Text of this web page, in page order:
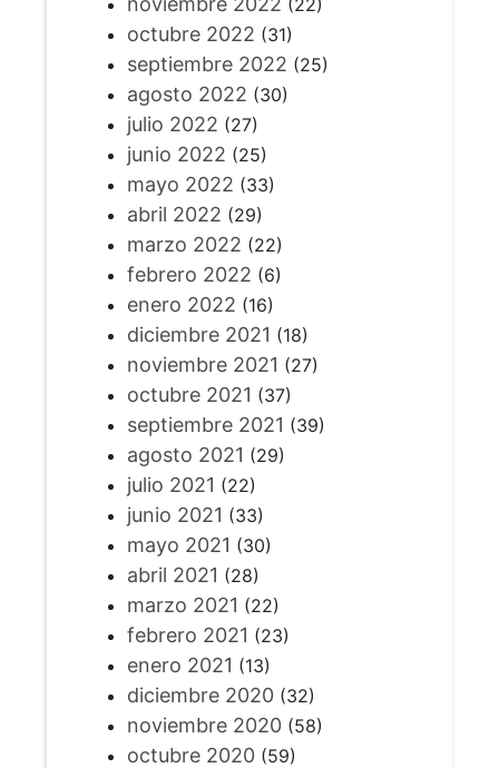
octubre 2022 (31)
septiembre 2022 (25)
agosto 2022 (30)
julio 2022 (27)
junio 2022 (25)
mayo 2022 (33)
abril 2022 (29)
marzo 2022 (22)
febrero 2022 (6)
enero 2022 (16)
diciembre 2021 (18)
noviembre 2021 (27)
octubre 2021 (37)
septiembre 2021 (39)
agosto 2021 (29)
julio 2021 (22)
junio 2021 (33)
mayo 2021 (30)
abril 2021 (28)
marzo 2021 (22)
febrero 2021 (23)
enero 2021 (13)
diciembre 2020(32)
noviembre 2020(58)
octubre 2020(59)